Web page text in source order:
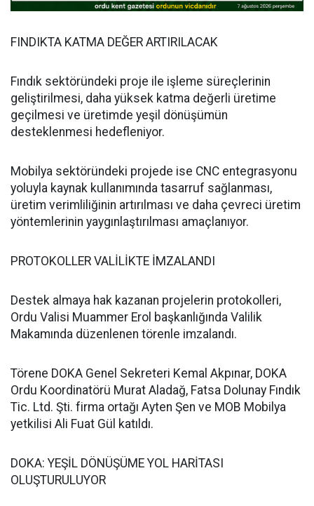
FINDIKTA KATMA DEĞER ARTIRILACAK
Fındık sektöründeki proje ile işleme süreçlerinin
geliştirilmesi, daha yüksek katma değerli üretime
geçilmesi ve üretimde yeşil dönüşümün
desteklenmesi hedefleniyor.
Mobilya sektöründeki projede ise CNC entegrasyonu
yoluyla kaynak kullanımında tasarruf sağlanması,
üretim verimliliğinin artırılması ve daha çevreci üretim
yöntemlerinin yaygınlaştırılması amaçlanıyor.
PROTOKOLLER VALİLİKTE İMZALANDI
Destek almaya hak kazanan projelerin protokolleri,
Ordu Valisi Muammer Erol başkanlığında Valilik
Makamında düzenlenen törenle imzalandı.
Törene DOKA Genel Sekreteri Kemal Akpınar, DOKA
Ordu Koordinatörü Murat Aladağ, Fatsa Dolunay Fındık
Tic. Ltd. Şti. firma ortağı Ayten Şen ve MOB Mobilya
yetkilisi Ali Fuat Gül katıldı.
DOKA: YEŞİL DÖNÜŞÜME YOL HARİTASI
OLUŞTURULUYOR